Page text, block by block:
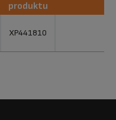
produktu
/ kódy
XP441810